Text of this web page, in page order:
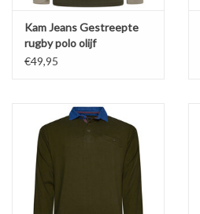
Kam Jeans Gestreepte
rugby polo olijf
groen/stone lange mouw
€49,95